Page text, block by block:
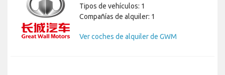
Tipos de vehículos: 1
Compañías de alquiler: 1
Ver coches de alquiler de GWM